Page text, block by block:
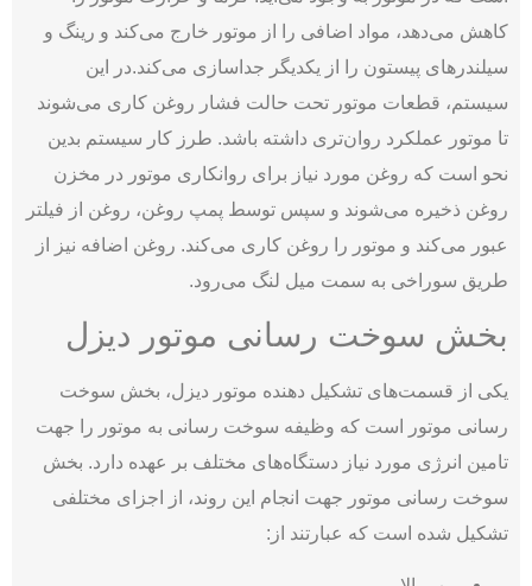
کاهش می‌دهد، مواد اضافی را از موتور خارج می‌کند و رینگ و
سیلندرهای پیستون را از یکدیگر جداسازی می‌کند.در این
سیستم، قطعات موتور تحت حالت فشار روغن کاری می‌شوند
تا موتور عملکرد روان‌تری داشته باشد. طرز کار سیستم بدین
نحو است که روغن مورد نیاز برای روانکاری موتور در مخزن
روغن ذخیره می‌شوند و سپس توسط پمپ روغن، روغن از فیلتر
عبور می‌کند و موتور را روغن کاری می‌کند. روغن اضافه نیز از
طریق سوراخی به سمت میل لنگ می‌رود.
بخش سوخت رسانی موتور دیزل
یکی از قسمت‌های تشکیل دهنده موتور دیزل، بخش سوخت
رسانی موتور است که وظیفه سوخت رسانی به موتور را جهت
تامین انرژی مورد نیاز دستگاه‌های مختلف بر عهده دارد. بخش
سوخت رسانی موتور جهت انجام این روند، از اجزای مختلفی
تشکیل شده است که عبارتند از: